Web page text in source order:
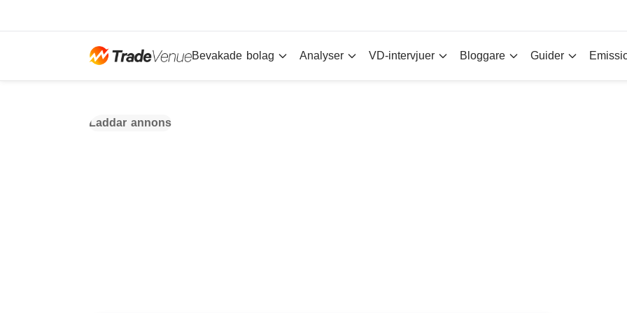
Bevakade bolag Analyser VD-intervjuer Bloggare Guider
Laddar annons